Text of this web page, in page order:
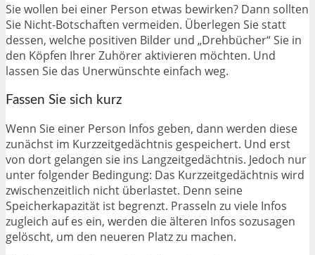
Sie wollen bei einer Person etwas bewirken? Dann sollten
Sie Nicht-Botschaften vermeiden. Überlegen Sie statt
dessen, welche positiven Bilder und „Drehbücher“ Sie in
den Köpfen Ihrer Zuhörer aktivieren möchten. Und
lassen Sie das Unerwünschte einfach weg.
Fassen Sie sich kurz
Wenn Sie einer Person Infos geben, dann werden diese
zunächst im Kurzzeitgedächtnis gespeichert. Und erst
von dort gelangen sie ins Langzeitgedächtnis. Jedoch nur
unter folgender Bedingung: Das Kurzzeitgedächtnis wird
zwischenzeitlich nicht überlastet. Denn seine
Speicherkapazität ist begrenzt. Prasseln zu viele Infos
zugleich auf es ein, werden die älteren Infos sozusagen
gelöscht, um den neueren Platz zu machen.